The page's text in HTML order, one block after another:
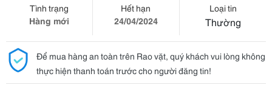
Tình trạng
Hàng mới
Hết hạn
24/04/2024
Loại tin
Thường
Để mua hàng an toàn trên Rao vặt, quý khách vui lòng không
thực hiện thanh toán trước cho người đăng tin!